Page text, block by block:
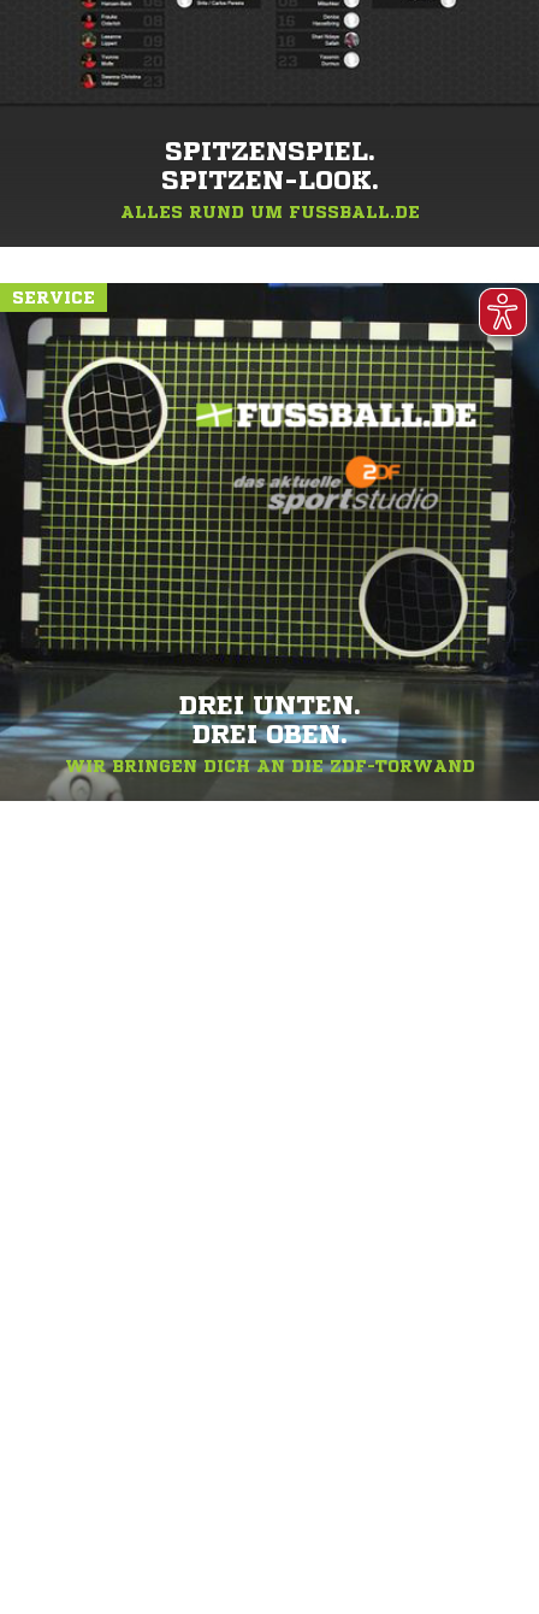
SPITZENSPIEL.
SPITZEN-LOOK.
ALLES RUND UM FUSSBALL.DE
SERVICE
DREI UNTEN.
DREI OBEN.
WIR BRINGEN DICH AN DIE ZDF-TORWAND